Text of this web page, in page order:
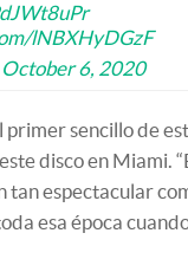
lNBXHyDGzF
October 6, 2020
primer sencillo de
disco en Miami.
tan espectacular
esa época